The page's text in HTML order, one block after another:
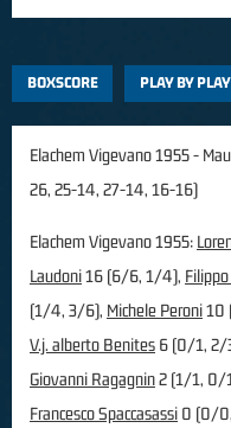
BOXSCORE PLAY BY PLAY
Elachem Vigevano 1955 -
26, 25-14, 27-14, 16-16)
Elachem Vigevano 1955:
Laudoni16 (6/6, 1/4),
(1/4, 3/6), Michele Peroni10
V.j. alberto Benites 6 (0/1, 2/
Giovanni Ragagnin2 (1/1, 0/
Francesco Spaccasassi 0 (0/